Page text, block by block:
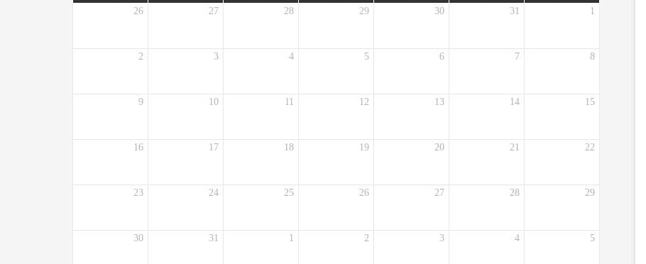
26 27 28 29 30 31 1
2 3 4 5 6 7 8
9 10 11 12 13 14 15
16 17 18 19 20 21 22
23 24 25 26 27 28 29
30 31 1 2 3 4 5